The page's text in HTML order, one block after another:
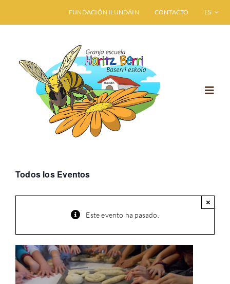
FUNDACIÓN ILUNDÁIN CONTACTO ESPAÑOL
ATERPEAK
BIZI-BASO
Todos los Eventos
Este evento ha pasado.
×